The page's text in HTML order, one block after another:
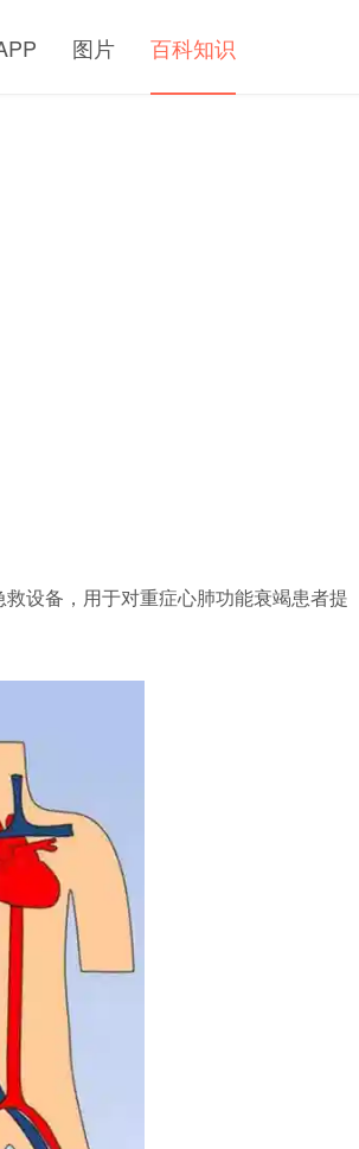
图片 百科知识
救设备，用于对重症心肺功能衰竭患者提